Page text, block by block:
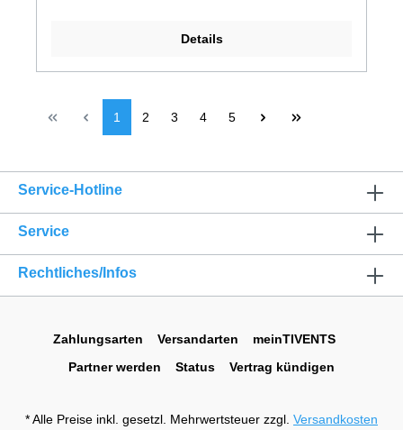
Details
1 2 3 4 5
Service-Hotline
Service
Rechtliches/Infos
Zahlungsarten Versandarten
meinTIVENTS
Partner werden
Status Vertrag kündigen
* Alle Preise inkl. gesetzl. Mehrwertsteuer zzgl. Versandkosten